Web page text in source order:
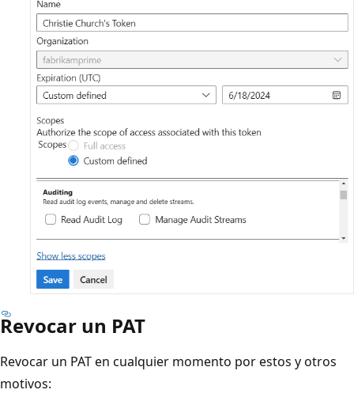
Revocar un PAT
Revocar un PAT en cualquier momento por estos y otros
motivos: